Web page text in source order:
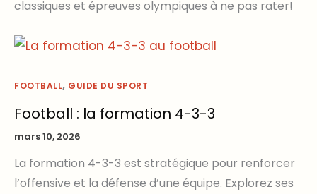
classiques et épreuves olympiques à ne pas rater!
FOOTBALL, GUIDE DU SPORT
Football : la formation 4-3-3
mars 10, 2026
La formation 4-3-3 est stratégique pour renforcer
l’offensive et la défense d’une équipe. Explorez ses